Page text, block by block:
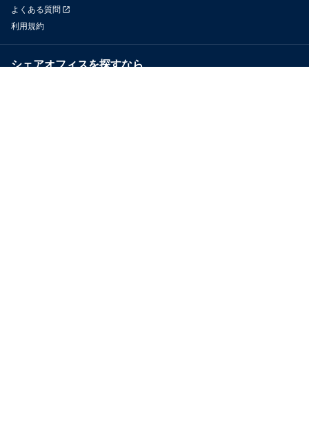
よくある質問
利用規約
シェアオフィスを探すなら